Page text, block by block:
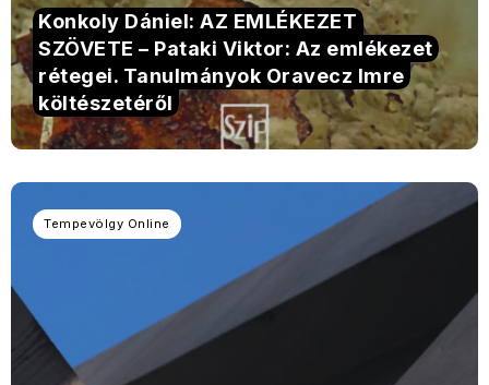
Konkoly Dániel: AZ EMLÉKEZET
SZÖVETE – Pataki Viktor: Az emlékezet
rétegei. Tanulmányok Oravecz Imre
költészetéről
Tempevölgy Online